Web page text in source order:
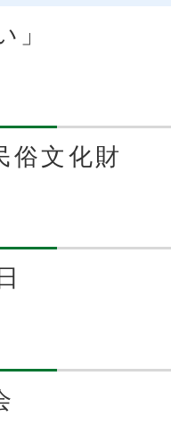
」
俗文化財